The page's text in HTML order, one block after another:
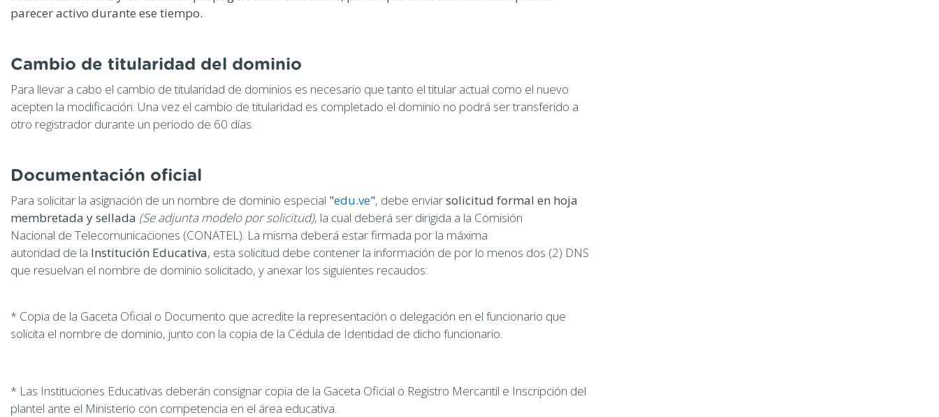
parecer activo durante ese tiempo.
Cambio de titularidad del dominio
Para llevar a cabo el cambio de titularidad de dominios es necesario que tanto el titular actual como el nuevo
acepten la modificación. Una vez el cambio de titularidad es completado el dominio no podrá ser transferido a
otro registrador durante un periodo de 60 días.
Documentación oficial
Para solicitar la asignación de un nombre de dominio especial "edu.ve", debe enviarsolicitud formal en hoja
membretada y sellada (Se adjunta modelo por solicitud), la cual deberá ser dirigida a la Comisión
Nacional de Telecomunicaciones (CONATEL). La misma deberá estar firmada por la máxima
autoridad de la Institución Educativa, esta solicitud debe contener la información de por lo menos dos (2) DNS
que resuelvan el nombre de dominio solicitado, y anexar los siguientes recaudos:
* Copia de la Gaceta Oficial o Documento que acredite la representación o delegación en el funcionario que
solicita el nombre de dominio, junto con la copia de la Cédula de Identidad de dicho funcionario.
* Las Instituciones Educativas deberán consignar copia de la Gaceta Oficial o Registro Mercantil e Inscripción del
plantel ante el Ministerio con competencia en el área educativa.